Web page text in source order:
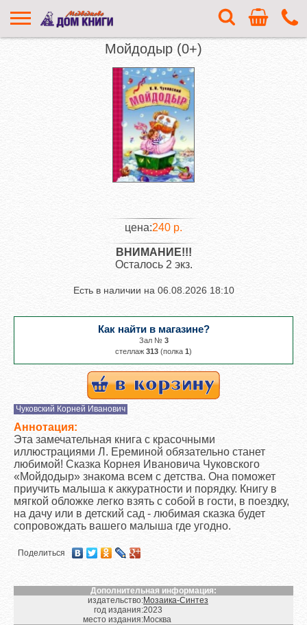
Мойдодыр (0+)
Чуковский Корней Иванович
Аннотация:
Эта замечательная книга с красочными
иллюстрациями Л. Ереминой обязательно станет
любимой! Сказка Корнея Ивановича Чуковского
«Мойдодыр» знакома всем с детства. Она поможет
приучить малыша к аккуратности и порядку. Книгу в
мягкой обложке легко взять с собой в гости, в поездку,
на дачу или в детский сад - любимая сказка будет
сопровождать вашего малыша где угодно.
Поделиться
Дополнительная информация:
издательство:Мозаика-Синтез
год издания:2023
место издания:Москва
цена:240 р.
ВНИМАНИЕ!!!
Осталось 2 экз.
Есть в наличии на 06.08.2026 18:10
Как найти в магазине?
Зал № 3
cтеллаж 313 (полка 1)